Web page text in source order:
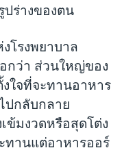
ปร่างของตน
โรงพยาบาล
กว่า ส่วนใหญ่ของ
ใจที่จะทานอาหาร
ปกลับกลาย
ข้มงวดหรือสุดโต่ง
ทานแต่อาหารออร์